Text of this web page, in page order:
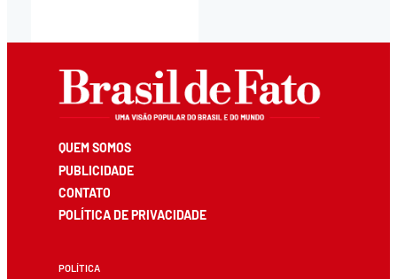
QUEM SOMOS
PUBLICIDADE
CONTATO
POLÍTICA DE PRIVACIDADE
POLÍTICA